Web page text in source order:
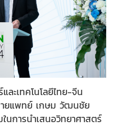
ละเทคโนโลยีไทย-จีน
ยแพทย์ เกษม วัฒนชัย
นการนำเสนอวิทยาศาสตร์